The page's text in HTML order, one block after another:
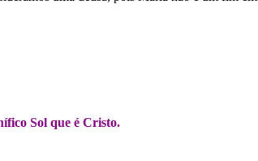
Sol que é Cristo.